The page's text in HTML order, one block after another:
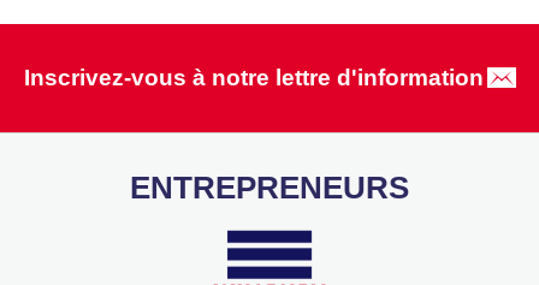
Inscrivez-vous à notre lettre d'information
ENTREPRENEURS